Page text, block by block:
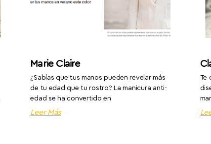
Marie Claire
¿Sabías que tus manos pueden revelar más
de tu edad que tu rostro? La manicura anti-
edad se ha convertido en
Leer Más
Te